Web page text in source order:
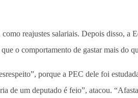
reajustes salariais. Depois disso,
o comportamento de gastar mais do
porque a PEC dele foi
de um deputado é feio”, atacou.